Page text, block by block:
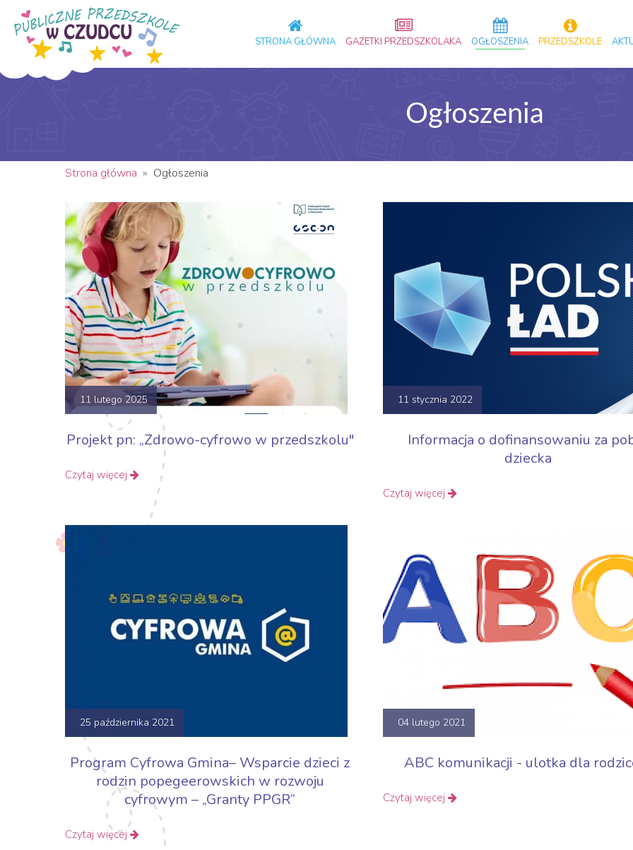
STRONA GŁÓWNA GAZETKI PRZEDSZKOLAKA OGŁOSZENIA PRZEDSZKOLE
Ogłoszenia
Strona główna » Ogłoszenia
11 lutego 2025
Projekt pn: „Zdrowo-cyfrowo w przedszkolu"
Czytaj więcej
11 stycznia 2022
Informacja o dofinansowaniu za
dziecka
Czytaj więcej
25 października 2021
Program Cyfrowa Gmina– Wsparcie dzieci z
rodzin popegeerowskich w rozwoju
cyfrowym – „Granty PPGR”
Czytaj więcej
04 lutego 2021
ABC komunikacji - ulotka dla
Czytaj więcej